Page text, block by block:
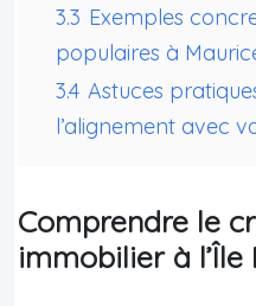
3.3 Exemples
populaires à
3.4 Astuces
l’alignement avec
Comprendre le
immobilier à l’Île